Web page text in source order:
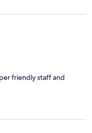
friendly staff and